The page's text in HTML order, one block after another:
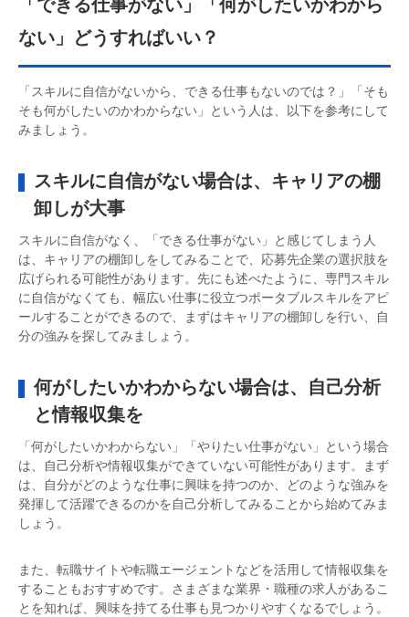
「できる仕事がない」「何がしたいかわから
ない」どうすればいい？
「スキルに自信がないから、できる仕事もないのでは？」「そも
そも何がしたいのかわからない」という人は、以下を参考にして
みましょう。
スキルに自信がない場合は、キャリアの棚
卸しが大事
スキルに自信がなく、「できる仕事がない」と感じてしまう人
は、キャリアの棚卸しをしてみることで、応募先企業の選択肢を
広げられる可能性があります。先にも述べたように、専門スキル
に自信がなくても、幅広い仕事に役立つポータブルスキルをアピ
ールすることができるので、まずはキャリアの棚卸しを行い、自
分の強みを探してみましょう。
何がしたいかわからない場合は、自己分析
と情報収集を
「何がしたいかわからない」「やりたい仕事がない」という場合
は、自己分析や情報収集ができていない可能性があります。まず
は、自分がどのような仕事に興味を持つのか、どのような強みを
発揮して活躍できるのかを自己分析してみることから始めてみま
しょう。
また、転職サイトや転職エージェントなどを活用して情報収集を
することもおすすめです。さまざまな業界・職種の求人があるこ
とを知れば、興味を持てる仕事も見つかりやすくなるでしょう。